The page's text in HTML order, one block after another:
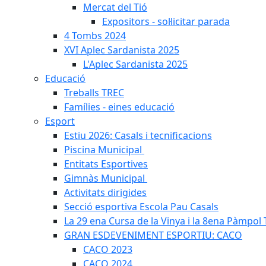
Mercat del Tió
Expositors - sol·licitar parada
4 Tombs 2024
XVI Aplec Sardanista 2025
L'Aplec Sardanista 2025
Educació
Treballs TREC
Famílies - eines educació
Esport
Estiu 2026: Casals i tecnificacions
Piscina Municipal
Entitats Esportives
Gimnàs Municipal
Activitats dirigides
Secció esportiva Escola Pau Casals
La 29 ena Cursa de la Vinya i la 8ena Pàmpol
GRAN ESDEVENIMENT ESPORTIU: CACO
CACO 2023